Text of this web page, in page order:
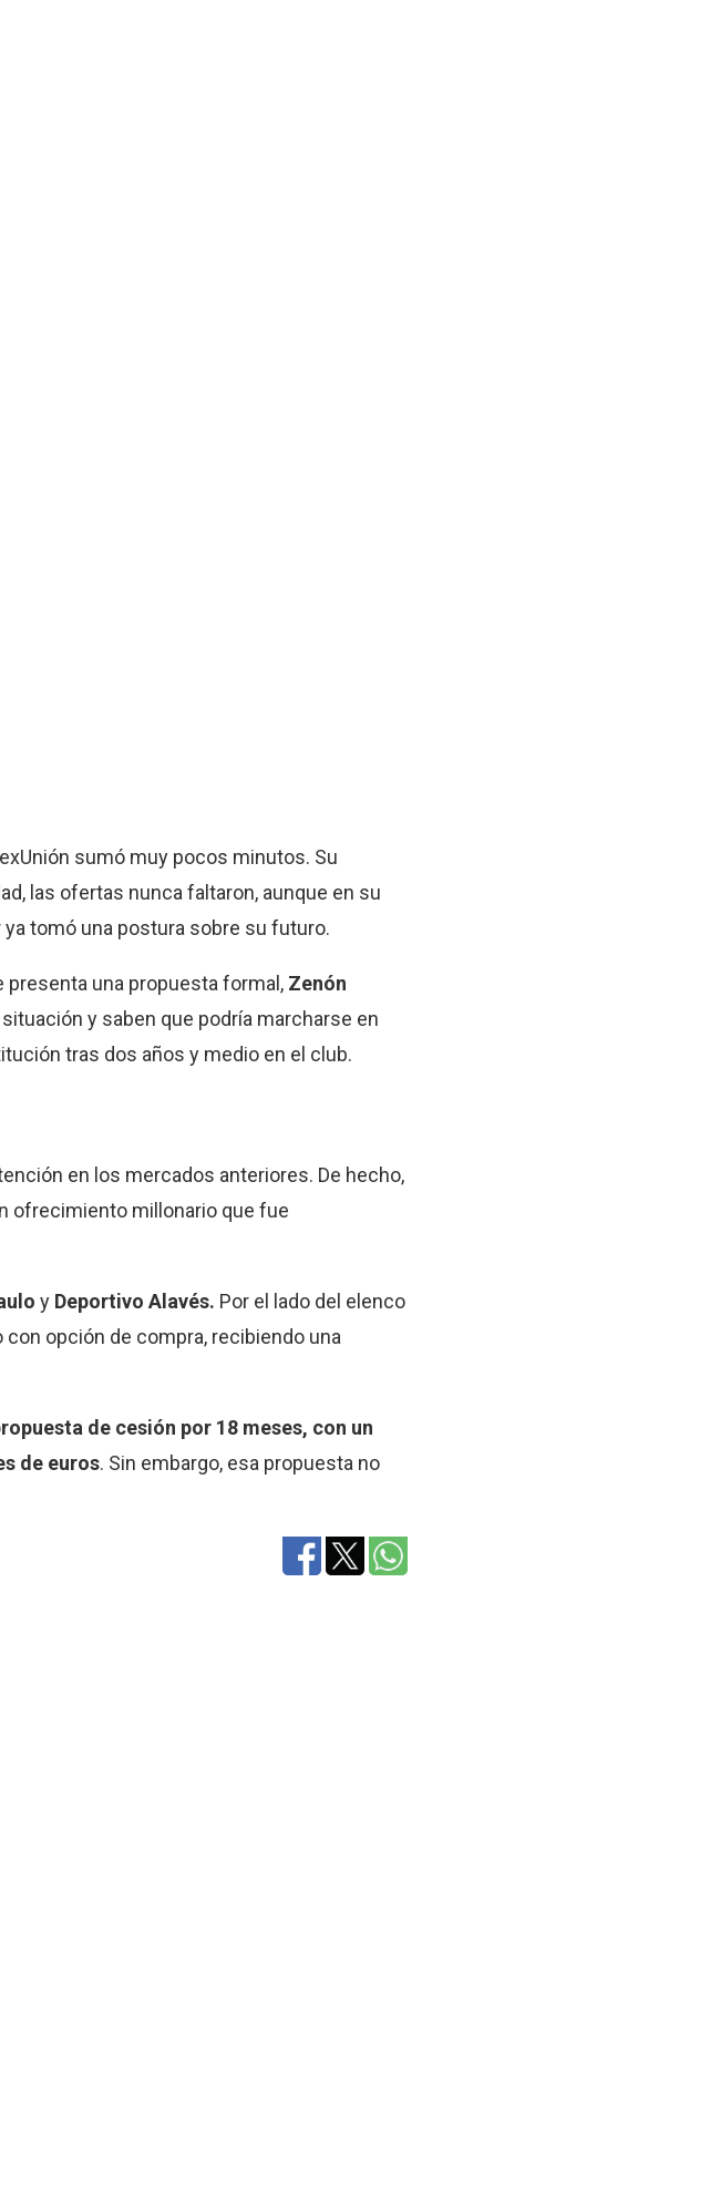
sumó muy pocos minutos. Su
las ofertas nunca faltaron, aunque en su
tomó una postura sobre su futuro.
presenta una propuesta formal, Zenón
y saben que podría marcharse en
tras dos años y medio en el club.
en los mercados anteriores. De hecho,
ofrecimiento millonario que fue
y Deportivo Alavés. Por el lado del elenco
opción de compra, recibiendo una
de cesión por 18 meses, con un
de euros. Sin embargo, esa propuesta no